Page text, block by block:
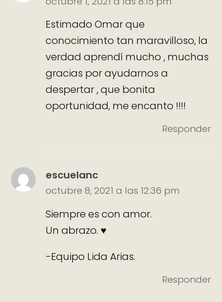
Estimado Omar que
conocimiento tan maravilloso, la
verdad aprendí mucho , muchas
gracias por ayudarnos a
despertar , que bonita
oportunidad, me encanto !!!!
Responder
escuelanc
octubre 8, 2021 a las 12:36 pm
Siempre es con amor.
Un abrazo. ♥
-Equipo Lida Arias.
Responder